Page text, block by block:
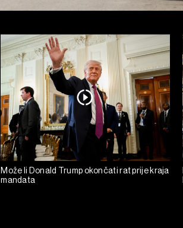
Može li Donald Trump okončati rat prije kraja
mandata